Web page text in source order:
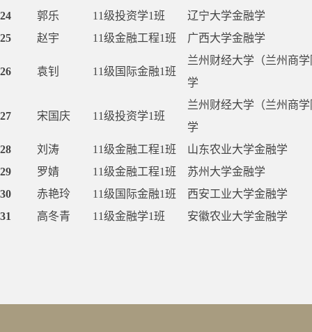
24
郭乐 11级投资学1班
辽宁大学金融学
25
赵宇 11级金融工程1班 广西大学金融学
26 袁钊 11级国际金融1班
兰州财经大学（兰州商
学
27 宋国庆 11级投资学1班
兰州财经大学（兰州商
学
28
刘涛 11级金融工程1班
山东农业大学金融学
29
罗婧 11级金融工程1班
苏州大学金融学
30
赤艳玲 11级国际金融1班
西安工业大学金融学
31
高冬青 11级金融学1班 安徽农业大学金融学